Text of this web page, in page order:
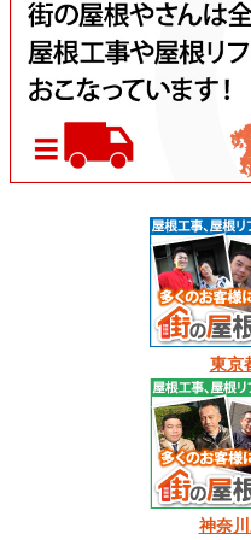
東京
神奈